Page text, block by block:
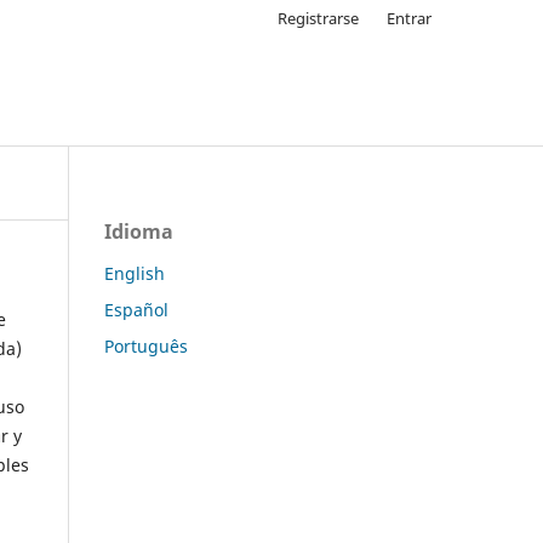
Registrarse Entrar
y
Idioma
English
Español
Português